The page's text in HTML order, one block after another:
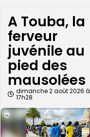
A Touba, la
ferveur
juvénile au
pied des
mausolées
dimanche 2 août 2026 à
17h28